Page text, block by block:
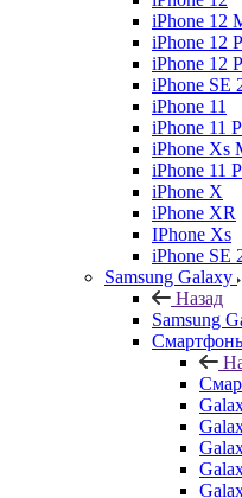
iPhone 12
iPhone 12
iPhone 12
iPhone SE
iPhone 11
iPhone 11
iPhone Xs
iPhone 11
iPhone X
iPhone XR
IPhone Xs
iPhone SE
Samsung Galaxy
Назад
Samsung